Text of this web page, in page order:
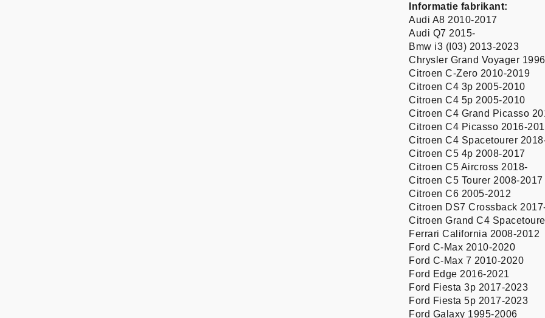
Informatie fabrikant:
Audi A8 2010-2017
Audi Q7 2015-
Bmw i3 (I03) 2013-2023
Chrysler Grand Voyager
Citroen C-Zero 2010-2019
Citroen C4 3p 2005-2010
Citroen C4 5p 2005-2010
Citroen C4 Grand Picasso
Citroen C4 Picasso 2016-
Citroen C4 Spacetourer
Citroen C5 4p 2008-2017
Citroen C5 Aircross 2018-
Citroen C5 Tourer 2008-2017
Citroen C6 2005-2012
Citroen DS7 Crossback
Citroen Grand C4
Ferrari California 2008-2012
Ford C-Max 2010-2020
Ford C-Max 7 2010-2020
Ford Edge 2016-2021
Ford Fiesta 3p 2017-2023
Ford Fiesta 5p 2017-2023
Ford Galaxy 1995-2006